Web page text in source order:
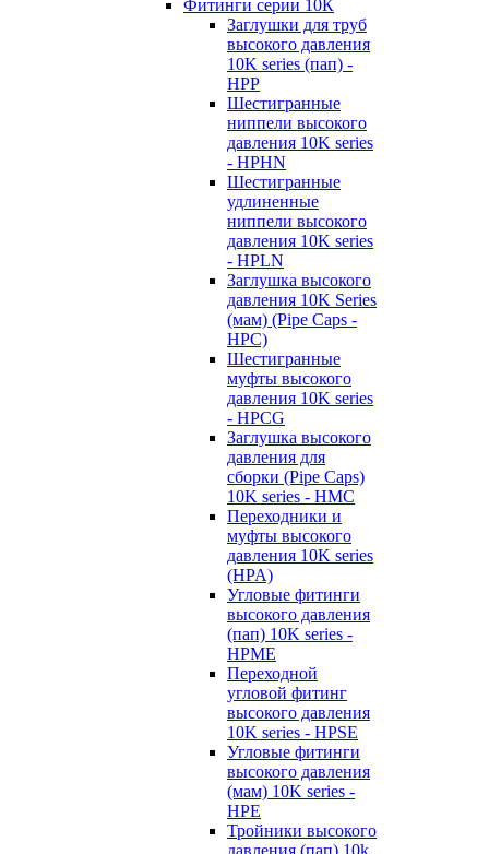
Фитинги серии 10К
Заглушки для труб
высокого давления
10K series (пап) -
HPP
Шестигранные
ниппели высокого
давления 10K series
- HPHN
Шестигранные
удлиненные
ниппели высокого
давления 10K series
- HPLN
Заглушка высокого
давления 10K Series
(мам) (Pipe Caps -
HPC)
Шестигранные
муфты высокого
давления 10K series
- HPCG
Заглушка высокого
давления для
сборки (Pipe Caps)
10K series - HMC
Переходники и
муфты высокого
давления 10K series
(HPA)
Угловые фитинги
высокого давления
(пап) 10K series -
HPME
Переходной
угловой фитинг
высокого давления
10K series - HPSE
Угловые фитинги
высокого давления
(мам) 10K series -
HPE
Тройники высокого
давления (пап) 10k